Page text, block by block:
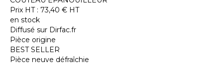
Prix HT : 73,40 € HT
en stock
Diffusé sur Dirfac.fr
Pièce origine
BEST SELLER
Pièce neuve défraîchie